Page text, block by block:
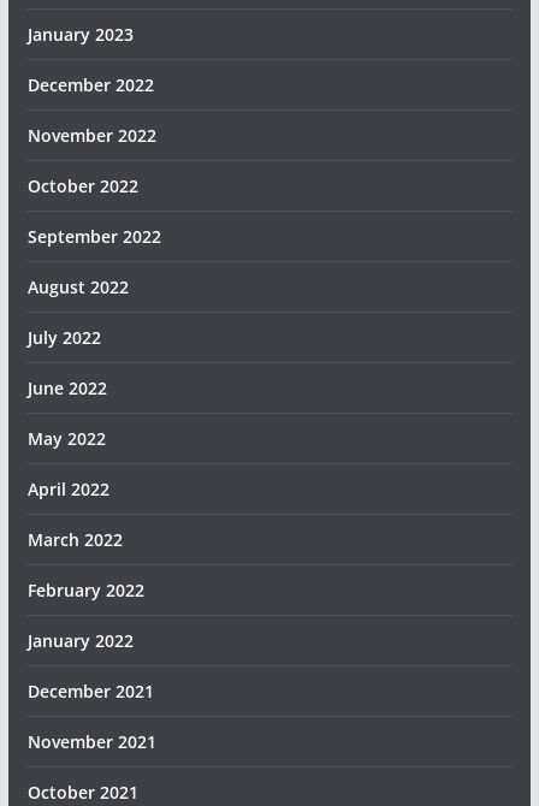
January 2023
December 2022
November 2022
October 2022
September 2022
August 2022
July 2022
June 2022
May 2022
April 2022
March 2022
February 2022
January 2022
December 2021
November 2021
October 2021